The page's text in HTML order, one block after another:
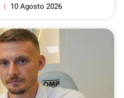
10 Agosto 2026